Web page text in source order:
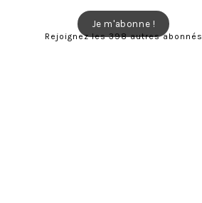
Je m'abonne !
Rejoignez les 398 autres abonnés